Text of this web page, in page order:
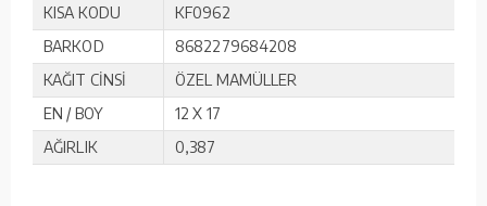
KISA KODU
KF0962
BARKOD
8682279684208
KAĞIT CİNSİ
ÖZEL MAMÜLLER
EN / BOY
12 X 17
AĞIRLIK
0,387